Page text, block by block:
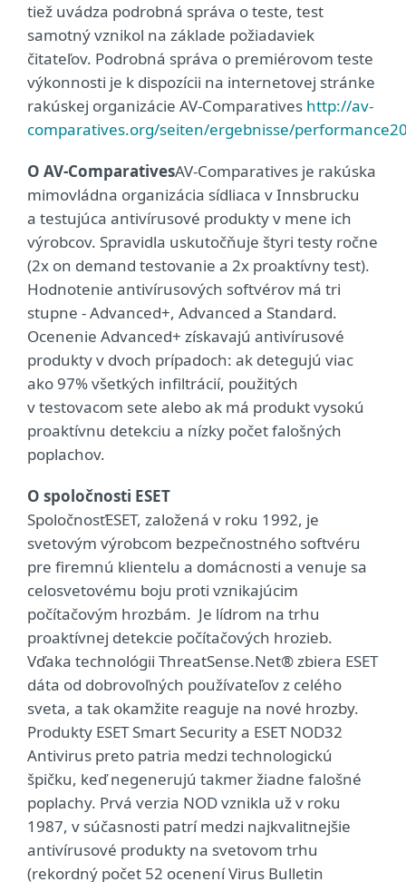
tiež uvádza podrobná správa o teste, test
samotný vznikol na základe požiadaviek
čitateľov. Podrobná správa o premiérovom teste
výkonnosti je k dispozícii na internetovej stránke
rakúskej organizácie AV-Comparatives http://av-
comparatives.org/seiten/ergebnisse/
O AV-ComparativesAV-Comparatives je rakúska
mimovládna organizácia sídliaca v Innsbrucku
a testujúca antivírusové produkty v mene ich
výrobcov. Spravidla uskutočňuje štyri testy ročne
(2x on demand testovanie a 2x proaktívny test).
Hodnotenie antivírusových softvérov má tri
stupne - Advanced+, Advanced a Standard.
Ocenenie Advanced+ získavajú antivírusové
produkty v dvoch prípadoch: ak detegujú viac
ako 97% všetkých infiltrácií, použitých
v testovacom sete alebo ak má produkt vysokú
proaktívnu detekciu a nízky počet falošných
poplachov.
O spoločnosti ESET
SpoločnosťESET, založená v roku 1992, je
svetovým výrobcom bezpečnostného softvéru
pre firemnú klientelu a domácnosti a venuje sa
celosvetovému boju proti vznikajúcim
počítačovým hrozbám. Je lídrom na trhu
proaktívnej detekcie počítačových hrozieb.
Vďaka technológii ThreatSense.Net® zbiera ESET
dáta od dobrovoľných používateľov z celého
sveta, a tak okamžite reaguje na nové hrozby.
Produkty ESET Smart Security a ESET NOD32
Antivirus preto patria medzi technologickú
špičku, keď negenerujú takmer žiadne falošné
poplachy. Prvá verzia NOD vznikla už v roku
1987, v súčasnosti patrí medzi najkvalitnejšie
antivírusové produkty na svetovom trhu
(rekordný počet 52 ocenení Virus Bulletin